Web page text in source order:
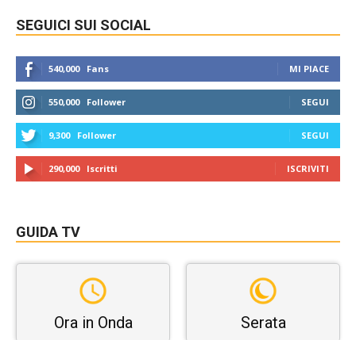
SEGUICI SUI SOCIAL
540,000 Fans MI PIACE
550,000 Follower SEGUI
9,300 Follower SEGUI
290,000 Iscritti ISCRIVITI
GUIDA TV
Ora in Onda Serata